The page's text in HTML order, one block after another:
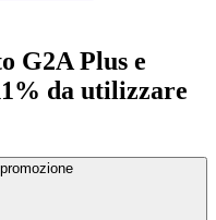
G2A Plus e
da utilizzare